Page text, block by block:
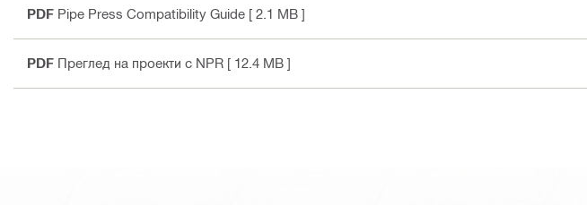
PDF Pipe Press Compatibility Guide [ 2.1 MB ]
PDF Преглед на проекти с NPR [ 12.4 MB ]